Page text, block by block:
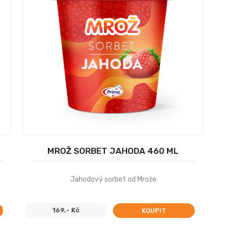
MROŽ SORBET JAHODA 460 ML
Jahodový sorbet od Mrože
169,- Kč KOUPIT